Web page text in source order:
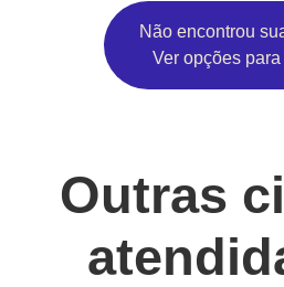
Não encontrou
Ver opções
Outras